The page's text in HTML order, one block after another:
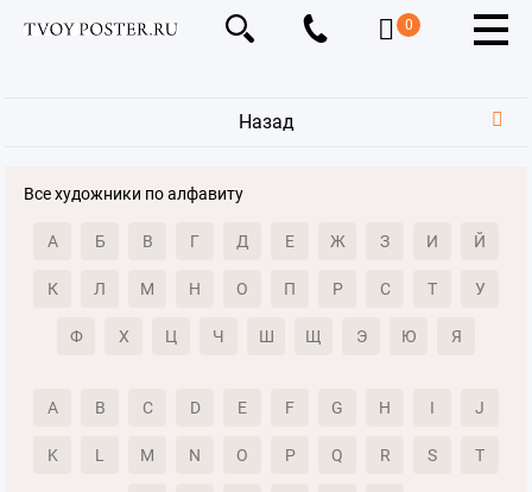
0
Назад
Все художники по алфавиту
А Б В Г Д Е Ж З И Й
К Л М Н О П Р С Т У
Ф Х Ц Ч Ш Щ Э Ю Я
A B C D E F G H I J
K L M N O P Q R S T